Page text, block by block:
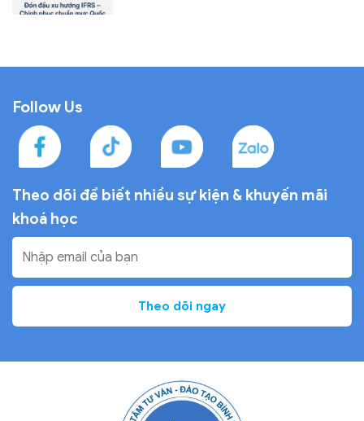
Follow Us
Theo dõi để biết nhiều sựkiện & khuyến mãi
khoá học